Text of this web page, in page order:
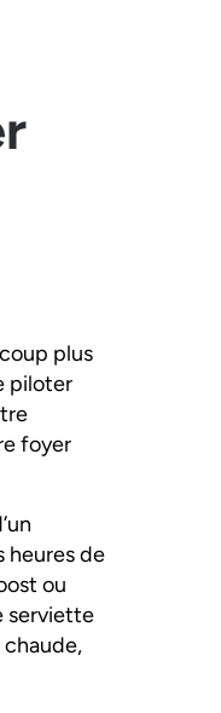
plus
piloter
foyer
heures de
ou
serviette